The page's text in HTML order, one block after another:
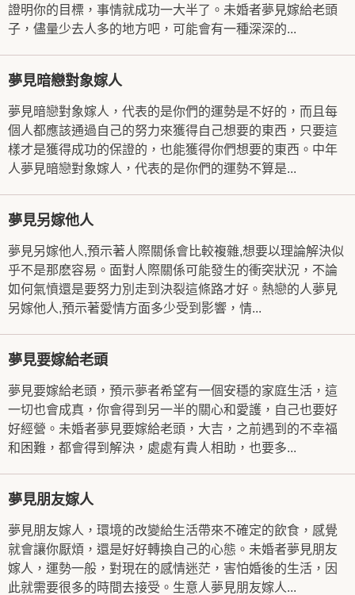
證明你的目標，事情就成功一大半了。未婚者夢見嫁給老頭
子，儘量少去人多的地方吧，可能會有一種深深的...
夢見暗戀對象嫁人
夢見暗戀對象嫁人，代表的是你們的運勢是不好的，而且每
個人都應該通過自己的努力來獲得自己想要的東西，只要這
樣才是獲得成功的保證的，也能獲得你們想要的東西。中年
人夢見暗戀對象嫁人，代表的是你們的運勢不算是...
夢見另嫁他人
夢見另嫁他人,預示著人際關係會比較複雜,想要以理論解決似
乎不是那麽容易。面對人際關係可能發生的衝突狀況，不論
如何氣憤還是要努力別走到決裂這條路才好。熱戀的人夢見
另嫁他人,預示著愛情方面多少受到影響，情...
夢見要嫁給老頭
夢見要嫁給老頭，預示夢者希望有一個安穩的家庭生活，這
一切也會成真，你會得到另一半的關心和愛護，自己也要好
好經營。未婚者夢見要嫁給老頭，大吉，之前遇到的不幸福
和困難，都會得到解決，處處有貴人相助，也要多...
夢見朋友嫁人
夢見朋友嫁人，環境的改變給生活帶來不確定的飲食，感覺
就會讓你厭煩，還是好好轉換自己的心態。未婚者夢見朋友
嫁人，運勢一般，對現在的感情迷茫，害怕婚後的生活，因
此就需要很多的時間去接受。生意人夢見朋友嫁人...